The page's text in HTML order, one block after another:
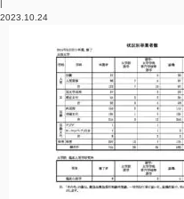
|
2023.10.24